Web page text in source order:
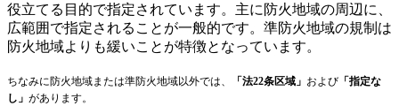
役立てる目的で指定されています。主に防火地域の周辺に、
広範囲で指定されることが一般的です。準防火地域の規制は
防火地域よりも緩いことが特徴となっています。
ちなみに防火地域または準防火地域以外では、 「法22条区域」 および 「指定な
し」 があります。